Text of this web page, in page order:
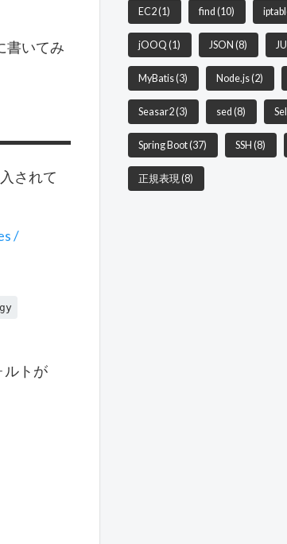
書いてみ
されて
/
ルトが
EC2(1) find(10)
jOOQ(1) JSON(8)
MyBatis(3) Node.js(2)
Seasar2(3) sed(8)
Spring Boot(37) SSH(8)
正規表現(8)